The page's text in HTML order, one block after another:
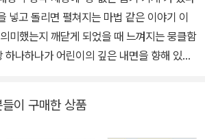
미했는지 깨닫게 되었을 때 느껴지는 뭉클함
진의 『꽝 없는 뽑기 기계』를 수상작으로 발
이 구매한 상품